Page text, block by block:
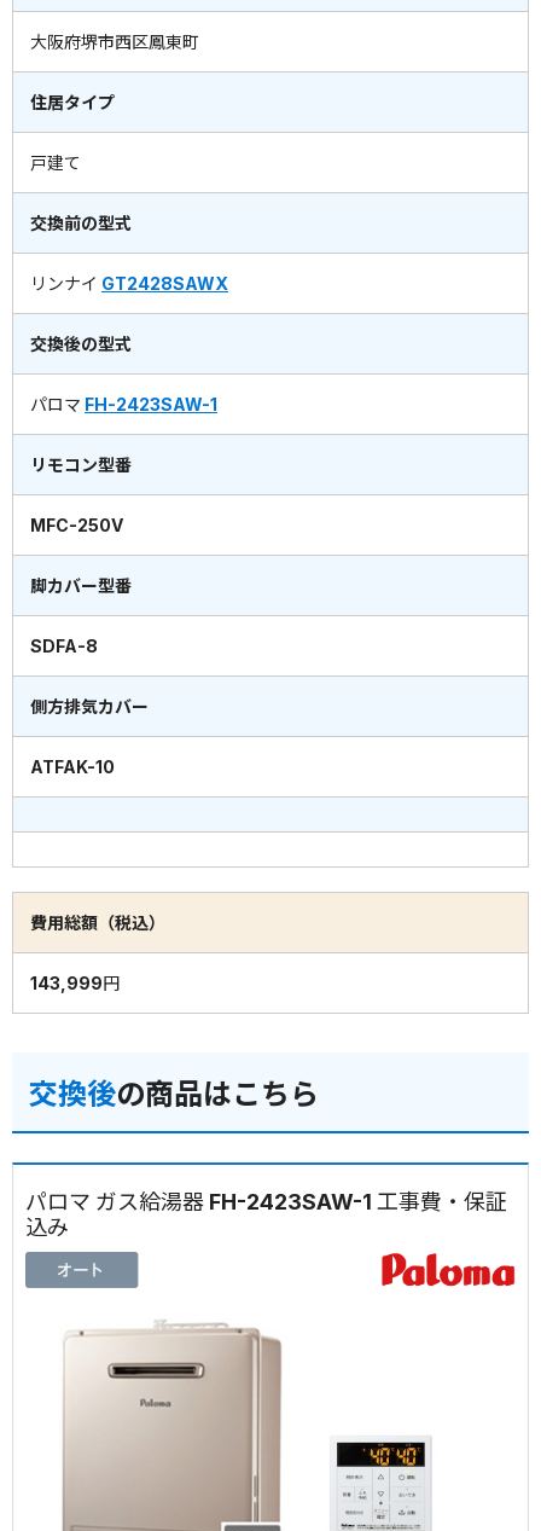
大阪府堺市西区鳳東町
住居タイプ
戸建て
交換前の型式
リンナイ GT2428SAWX
交換後の型式
パロマ FH-2423SAW-1
リモコン型番
MFC-250V
脚カバー型番
SDFA-8
側方排気カバー
ATFAK-10
費用総額（税込）
143,999円
交換後の商品はこちら
パロマ ガス給湯器 FH-2423SAW-1 工事費・保証
込み